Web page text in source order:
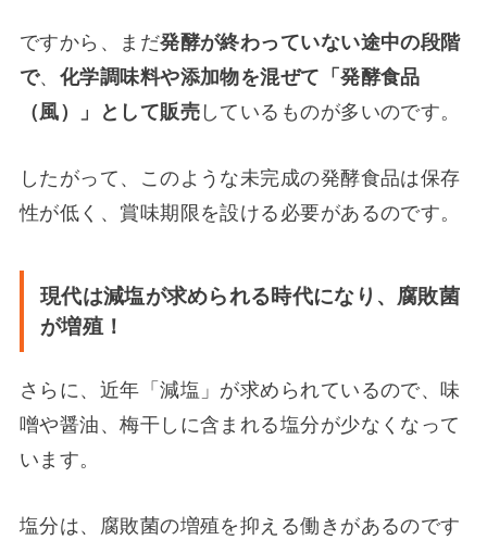
ですから、まだ発酵が終わっていない途中の段階
で、 化学調味料や添加物を混ぜて「発酵食品
（風）」として販売しているものが多いのです。
したがって、このような未完成の発酵食品は保存
性が低く、賞味期限を設ける必要があるのです。
現代は減塩が求められる時代になり、腐敗菌
が増殖！
さらに、近年「減塩」が求められているので、味
噌や醤油、梅干しに含まれる塩分が少なくなって
います。
塩分は、腐敗菌の増殖を抑える働きがあるのです